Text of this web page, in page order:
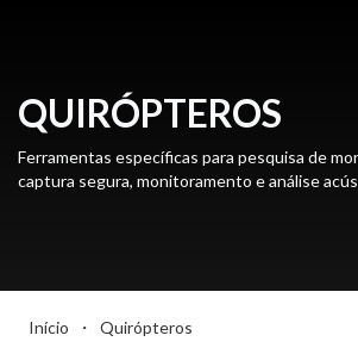
QUIRÓPTEROS
Ferramentas específicas para pesquisa de
captura segura, monitoramento e análise
Início ・ Quirópteros